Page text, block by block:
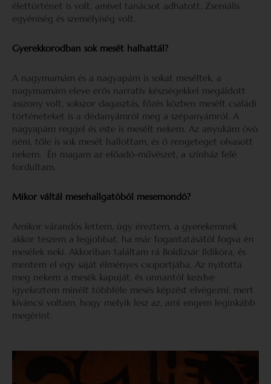
élettörténet is volt, amivel tanácsot adhatott. Zseniális
egyéniség és személyiség volt.
Gyerekkorodban sok mesét halhattál?
A nagymamám és a nagyapám is sokat meséltek, a
nagymamám eleve erős narratív készségekkel megáldott
asszony volt, sokszor dagasztás, főzés közben mesélt családi
történeteket is a dédanyámról meg a szépanyámról. A
nagyapám reggel és este is mesélt nekem. Az anyukám óvó
néni, tőle is sok mesét hallottam, és ő rengeteget olvasott
nekem. Én magam az előadó-művészet, a színház felé
fordultam.
Mikor váltál mesehallgatóból mesemondó?
Amikor várandós lettem, úgy éreztem, a gyerekemnek
akkor teszem a legjobbat, ha már fogantatásától fogva én
mesélek neki. Akkoriban találtam rá Boldizsár Ildikóra, és
mentem el egy saját élményes csoportjába. Az nyitotta
meg nekem a mesék kapuját, és onnantól kezdve
igyekeztem minélt többféle mesés képzést elvégezni, mert
kíváncsi voltam, hogy melyik lesz az, ami engem leginkább
megérint.